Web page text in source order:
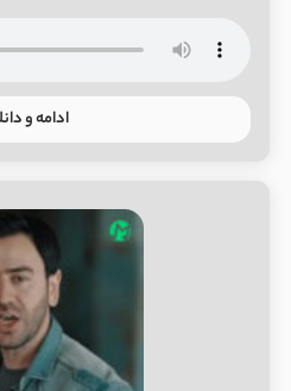
ادامه و